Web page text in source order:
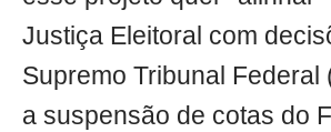
Justiça Eleitoral com
Supremo Tribunal Federal
a suspensão de cotas do